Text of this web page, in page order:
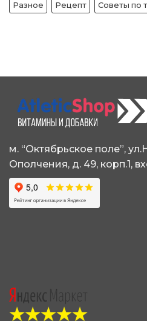
Разное Рецепт Советы по
м. “Октябрьское поле”,
Ополчения, д. 49, корп.1,